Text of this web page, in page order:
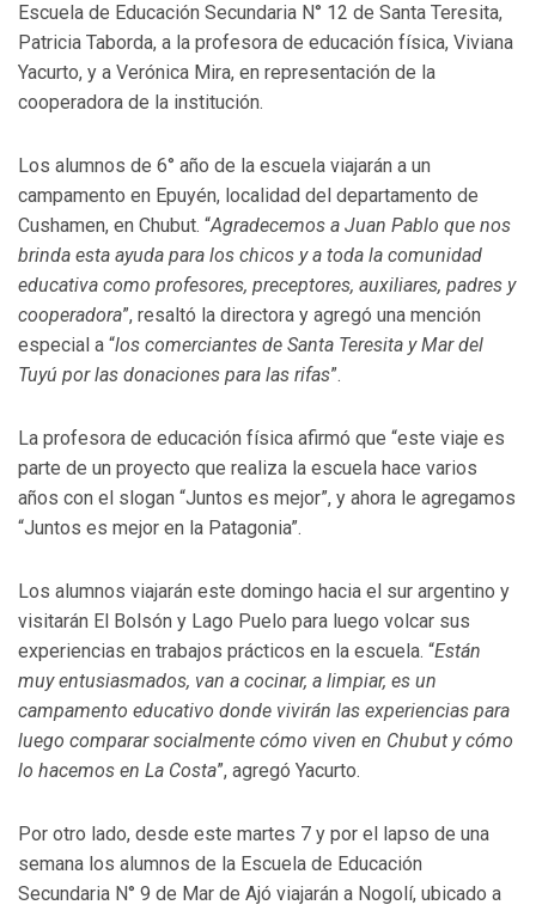
Escuela de Educación Secundaria N° 12 de Santa Teresita,
Patricia Taborda, a la profesora de educación física, Viviana
Yacurto, y a Verónica Mira, en representación de la
cooperadora de la institución.
Los alumnos de 6° año de la escuela viajarán a un
campamento en Epuyén, localidad del departamento de
Cushamen, en Chubut. “Agradecemos a Juan Pablo que nos
brinda esta ayuda para los chicos y a toda la comunidad
educativa como profesores, preceptores, auxiliares, padres y
cooperadora”, resaltó la directora y agregó una mención
especial a “los comerciantes de Santa Teresita y Mar del
Tuyú por las donaciones para las rifas”.
La profesora de educación física afirmó que “este viaje es
parte de un proyecto que realiza la escuela hace varios
años con el slogan “Juntos es mejor”, y ahora le agregamos
“Juntos es mejor en la Patagonia”.
Los alumnos viajarán este domingo hacia el sur argentino y
visitarán El Bolsón y Lago Puelo para luego volcar sus
experiencias en trabajos prácticos en la escuela. “Están
muy entusiasmados, van a cocinar, a limpiar, es un
campamento educativo donde vivirán las experiencias para
luego comparar socialmente cómo viven en Chubut y cómo
lo hacemos en La Costa”, agregó Yacurto.
Por otro lado, desde este martes 7 y por el lapso de una
semana los alumnos de la Escuela de Educación
Secundaria N° 9 de Mar de Ajó viajarán a Nogolí, ubicado a